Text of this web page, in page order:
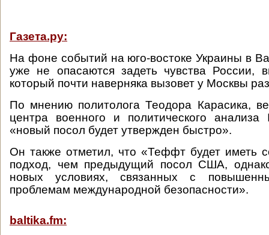
Газета.ру:
На фоне событий на юго-востоке Украины в
уже не опасаются задеть чувства России,
который почти наверняка вызовет у Москвы
По мнению политолога Теодора Карасика,
центра военного и политического
«новый посол будет утвержден быстро».
Он также отметил, что «Теффт будет иметь
подход, чем предыдущий посол США,
новых условиях, связанных с
проблемам международной безопасности».
baltika.fm: